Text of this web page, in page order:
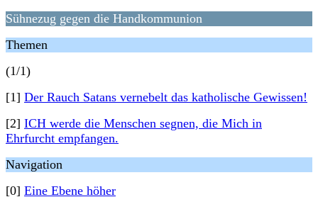
Sühnezug gegen die Handkommunion
Themen
(1/1)
[1] Der Rauch Satans vernebelt das katholische Gewissen!
[2] ICH werde die Menschen segnen, die Mich in
Ehrfurcht empfangen.
Navigation
[0] Eine Ebene höher